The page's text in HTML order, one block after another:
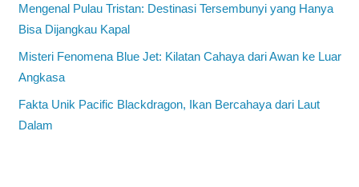
Mengenal Pulau Tristan: Destinasi Tersembunyi yang Hanya
Bisa Dijangkau Kapal
Misteri Fenomena Blue Jet: Kilatan Cahaya dari Awan ke Luar
Angkasa
Fakta Unik Pacific Blackdragon, Ikan Bercahaya dari Laut
Dalam